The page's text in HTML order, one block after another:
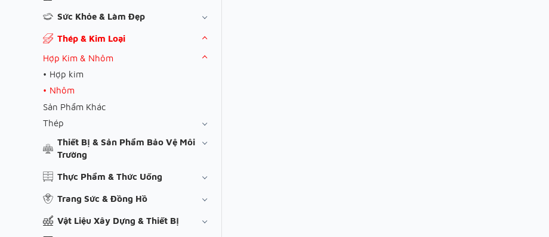
Sức Khỏe & Làm Đẹp
Thép & Kim Loại
Hợp Kim & Nhôm
Hợp kim
Nhôm
Sản Phẩm Khác
Thép
Thiết Bị & Sản Phẩm Bảo Vệ Môi
Trường
Thực Phẩm & Thức Uống
Trang Sức & Đồng Hồ
Vật Liệu Xây Dựng & Thiết Bị